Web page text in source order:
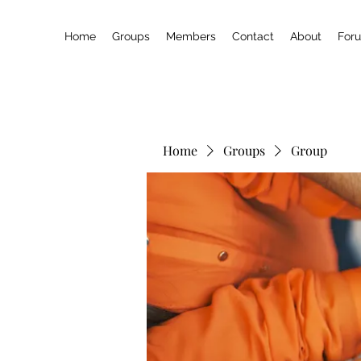
Home Groups Members Contact About
Home Groups Group